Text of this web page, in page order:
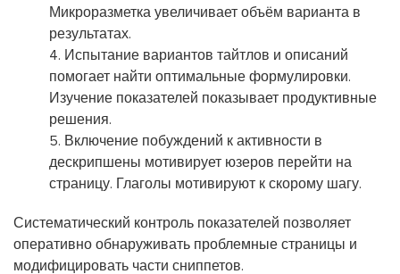
Микроразметка увеличивает объём варианта в
результатах.
Испытание вариантов тайтлов и описаний
помогает найти оптимальные формулировки.
Изучение показателей показывает продуктивные
решения.
Включение побуждений к активности в
дескрипшены мотивирует юзеров перейти на
страницу. Глаголы мотивируют к скорому шагу.
Систематический контроль показателей позволяет
оперативно обнаруживать проблемные страницы и
модифицировать части сниппетов.